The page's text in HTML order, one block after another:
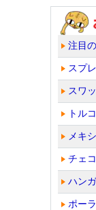
注目
スプ
スワ
トル
メキ
チェ
ハン
ポー